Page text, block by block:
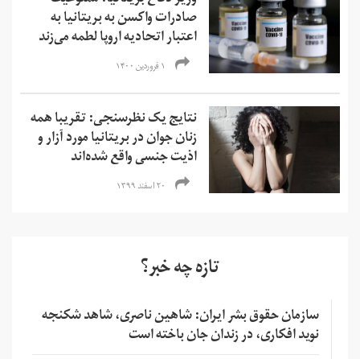
صادرات واکسن به بریتانیا به
اعتبار اتحادیه اروپا لطمه می‌زند
۱ فروردین ۱۴۰۰
نتایج یک نظرسنجی: تقریبا همه
زنان جوان در بریتانیا مورد آزار و
اذیت جنسی واقع شده‌اند
۲۰ اسفند ۱۳۹۹
تازه چه خبر؟
سازمان حقوق بشر ایران: شاهین ناصری، شاهد شکنجه
نوید افکاری، در زندان جان باخته است